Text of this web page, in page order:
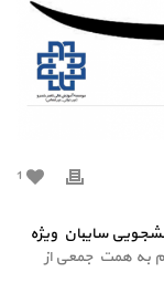
1
سایبان ویژه
به همت جمعی از